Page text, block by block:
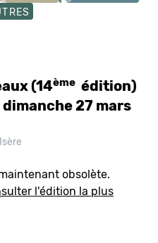
(14ème édition)
27 mars
Isère
obsolète.
l'édition la plus